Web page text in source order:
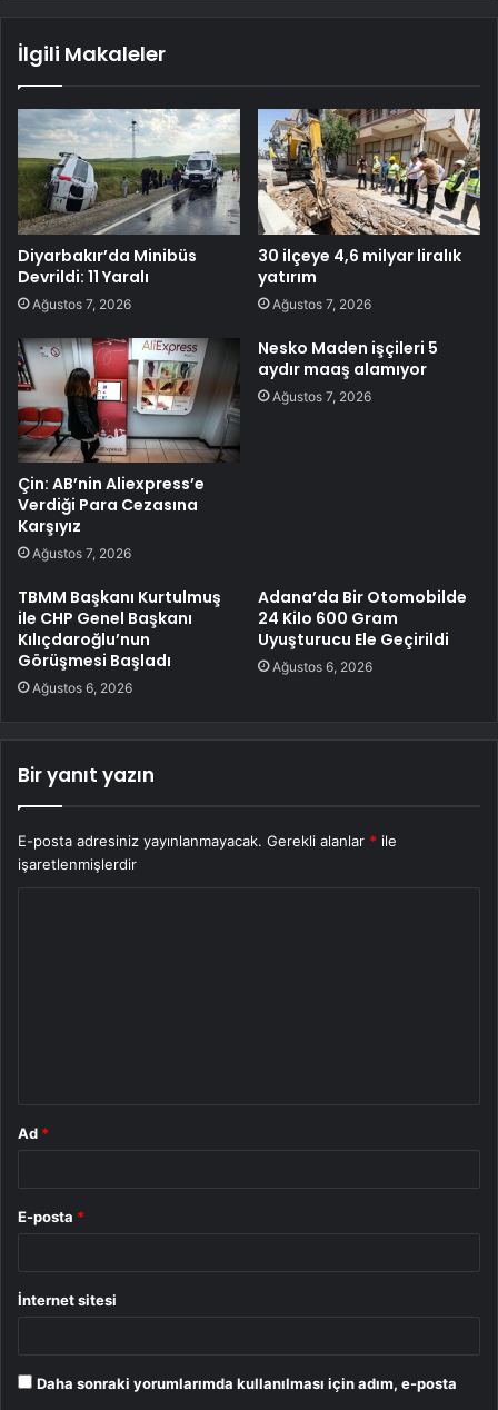
İlgili Makaleler
Diyarbakır’da Minibüs
Devrildi: 11 Yaralı
Ağustos 7, 2026
30 ilçeye 4,6 milyar liralık
yatırım
Ağustos 7, 2026
Çin: AB’nin Aliexpress’e
Verdiği Para Cezasına
Karşıyız
Ağustos 7, 2026
Nesko Maden işçileri 5
aydır maaş alamıyor
Ağustos 7, 2026
TBMM Başkanı Kurtulmuş
ile CHP Genel Başkanı
Kılıçdaroğlu’nun
Görüşmesi Başladı
Ağustos 6, 2026
Adana’da Bir Otomobilde
24 Kilo 600 Gram
Uyuşturucu Ele Geçirildi
Ağustos 6, 2026
Bir yanıt yazın
E-posta adresiniz yayınlanmayacak. Gerekli alanlar * ile
işaretlenmişlerdir
Ad *
E-posta *
İnternet sitesi
Daha sonraki yorumlarımda kullanılması için adım, e-posta